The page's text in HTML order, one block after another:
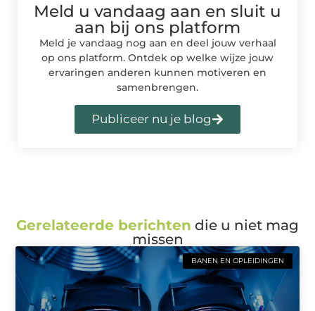
Meld u vandaag aan en sluit u
aan bij ons platform
Meld je vandaag nog aan en deel jouw verhaal
op ons platform. Ontdek op welke wijze jouw
ervaringen anderen kunnen motiveren en
samenbrengen.
Publiceer nu je blog
Gerelateerde berichten die u niet mag
missen
BANEN EN OPLEIDINGEN